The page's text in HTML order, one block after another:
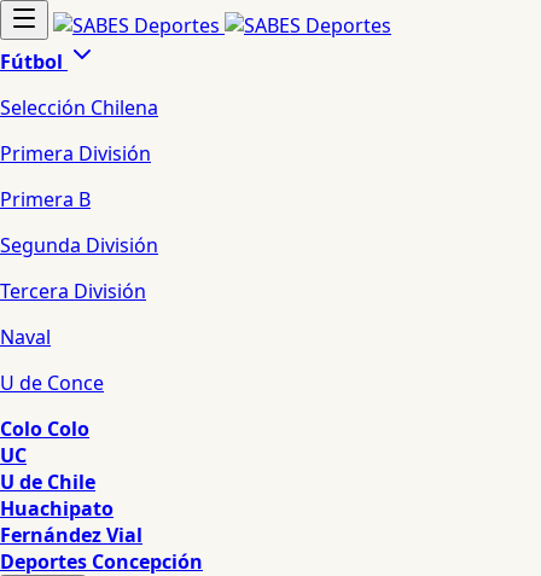
Fútbol
Selección Chilena
Primera División
Primera B
Segunda División
Tercera División
Naval
U de Conce
Colo Colo
UC
U de Chile
Huachipato
Fernández Vial
Deportes Concepción